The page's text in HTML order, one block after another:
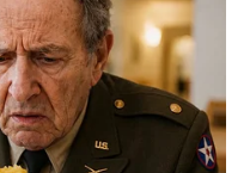
dem ADFC
Deutschlands
tolle
bietet im ganzen Land
zum Mitradeln an.